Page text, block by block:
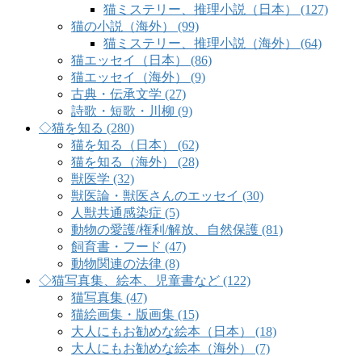
猫ミステリー、推理小説（日本） (127)
猫の小説（海外） (99)
猫ミステリー、推理小説（海外） (64)
猫エッセイ（日本） (86)
猫エッセイ（海外） (9)
古典・伝承文学 (27)
詩歌・短歌・川柳 (9)
◇猫を知る (280)
猫を知る（日本） (62)
猫を知る（海外） (28)
獣医学 (32)
獣医論・獣医さんのエッセイ (30)
人獣共通感染症 (5)
動物の愛護/権利/解放、自然保護 (81)
飼育書・フード (47)
動物関連の法律 (8)
◇猫写真集、絵本、児童書など (122)
猫写真集 (47)
猫絵画集・版画集 (15)
大人にもお勧めな絵本（日本） (18)
大人にもお勧めな絵本（海外） (7)